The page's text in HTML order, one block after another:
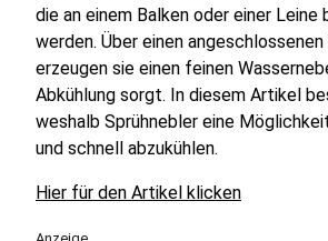
die an einem Balken oder einer
werden. Über einen
erzeugen sie einen feinen
Abkühlung sorgt. In diesem Artikel
weshalb Sprühnebler eine
und schnell abzukühlen.
Hier für den Artikel klicken